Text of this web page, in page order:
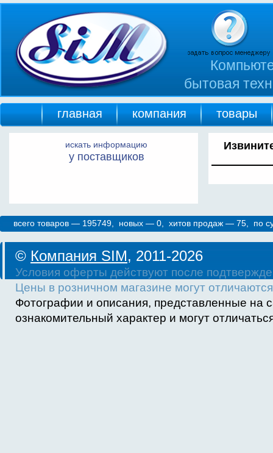
бытовая
главная компания товары
искать информацию
у поставщиков
всего товаров — 195749, новых — 0, хитов продаж — 75, по
© Компания SIM, 2011-2026
Условия оферты действуют после
Цены в розничном магазине могут
Фотографии и описания, представленные на
ознакомительный характер и могут